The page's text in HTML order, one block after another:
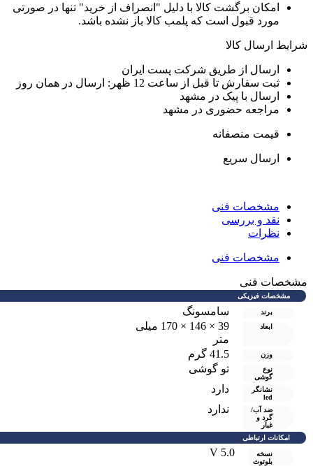
امکان برگشت کالا با دلیل "انصراف از خرید" تنها در صورتی
مورد قبول است که پلمب کالا باز نشده باشد.
ارسال کالا
ارسال از طریق شرکت پست ایران
ثبت سفارش تا قبل از ساعت 12 ظهر: ارسال در همان روز
ارسال با پیک در مشهد
مراجعه حضوری در مشهد
قیمت منصفانه
ارسال سریع
مشخصات فنی
نقد و بررسی
نظرات
مشخصات فنی
فنی
مشخصات فیزیکی
برند سامسونگ
ابعاد
39 × 146 × 170 میلی
متر
وزن 41.5 گرم
نوع
گوشی
تو گوشی
نشانگر
led
دارد
ضد آب/
گرد و
غبار
ندارد
امکانات ارتباطی
نسخه
بلوتوث
V 5.0